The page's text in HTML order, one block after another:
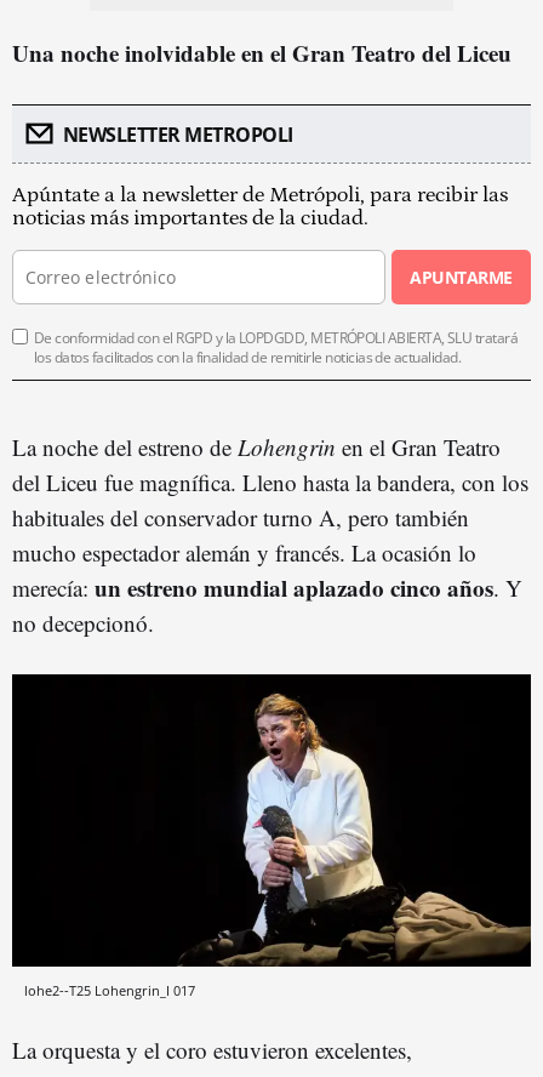
Una noche inolvidable en el Gran Teatro del Liceu
NEWSLETTER METROPOLI
Apúntate a la newsletter de Metrópoli, para recibir las
noticias más importantes de la ciudad.
APUNTARME
De conformidad con el RGPD y la LOPDGDD, METRÓPOLI ABIERTA, SLU tratará
los datos facilitados con la finalidad de remitirle noticias de actualidad.
La noche del estreno de Lohengrin en el Gran Teatro
del Liceu fue magnífica. Lleno hasta la bandera, con los
habituales del conservador turno A, pero también
mucho espectador alemán y francés. La ocasión lo
merecía: un estreno mundial aplazado cinco años. Y
no decepcionó.
lohe2--T25 Lohengrin_I 017
La orquesta y el coro estuvieron excelentes,